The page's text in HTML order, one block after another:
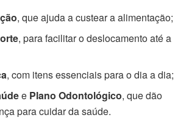
, que ajuda a custear a alimentação;
, para facilitar o deslocamento até a
, com itens essenciais para o dia a dia;
e Plano Odontológico, que dão
para cuidar da saúde.